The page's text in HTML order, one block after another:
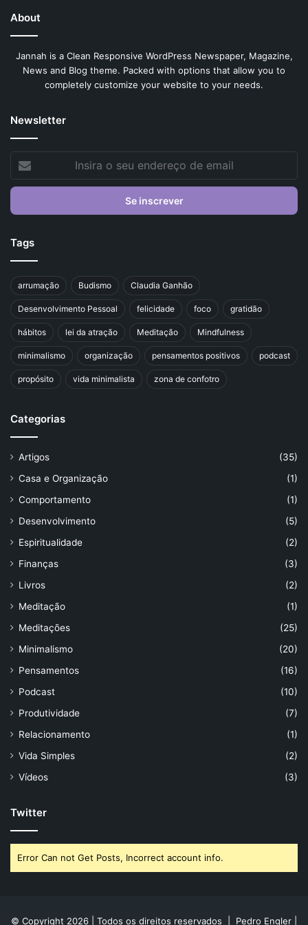
About
Jannah is a Clean Responsive WordPress Newspaper, Magazine,
News and Blog theme. Packed with options that allow you to
completely customize your website to your needs.
Newsletter
seu
de
Tags
arrumação Budismo Claudia Ganhão
Desenvolvimento Pessoal felicidade foco gratidão
hábitos lei da atração Meditação Mindfulness
minimalismo organização pensamentos positivos podcast
propósito vida minimalista zona de confotro
Categorias
Artigos
(35)
Casa e Organização
(1)
Comportamento
(1)
Desenvolvimento
(5)
Espiritualidade
(2)
Finanças
(3)
Livros
(2)
Meditação
(1)
Meditações
(25)
Minimalismo
(20)
Pensamentos
(16)
Podcast
(10)
Produtividade
(7)
Relacionamento
(1)
Vida Simples
(2)
Vídeos
(3)
Twitter
Error Can not Get Posts, Incorrect account info.
© Copyright 2026 | Todos os direitos reservados | Pedro Engler |